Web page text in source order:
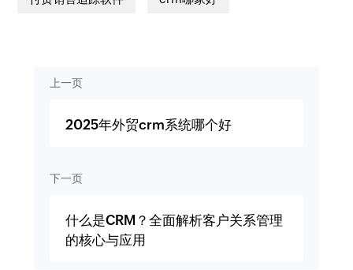
上一页
2025年外贸crm系统哪个好
下一页
什么是CRM？全面解析客户关系管理
的核心与应用